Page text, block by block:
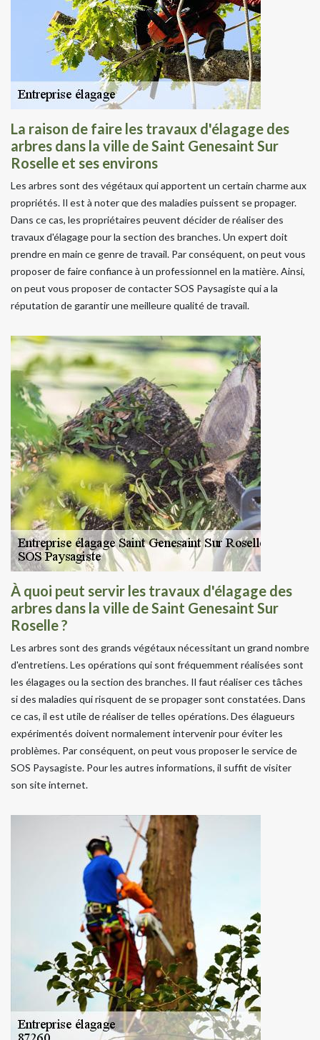
La raison de faire les travaux d'élagage des
arbres dans la ville de Saint Genesaint Sur
Roselle et ses environs
Les arbres sont des végétaux qui apportent un certain charme aux
propriétés. Il est à noter que des maladies puissent se propager.
Dans ce cas, les propriétaires peuvent décider de réaliser des
travaux d'élagage pour la section des branches. Un expert doit
prendre en main ce genre de travail. Par conséquent, on peut vous
proposer de faire confiance à un professionnel en la matière. Ainsi,
on peut vous proposer de contacter SOS Paysagiste qui a la
réputation de garantir une meilleure qualité de travail.
À quoi peut servir les travaux d'élagage des
arbres dans la ville de Saint Genesaint Sur
Roselle ?
Les arbres sont des grands végétaux nécessitant un grand nombre
d'entretiens. Les opérations qui sont fréquemment réalisées sont
les élagages ou la section des branches. Il faut réaliser ces tâches
si des maladies qui risquent de se propager sont constatées. Dans
ce cas, il est utile de réaliser de telles opérations. Des élagueurs
expérimentés doivent normalement intervenir pour éviter les
problèmes. Par conséquent, on peut vous proposer le service de
SOS Paysagiste. Pour les autres informations, il suffit de visiter
son site internet.